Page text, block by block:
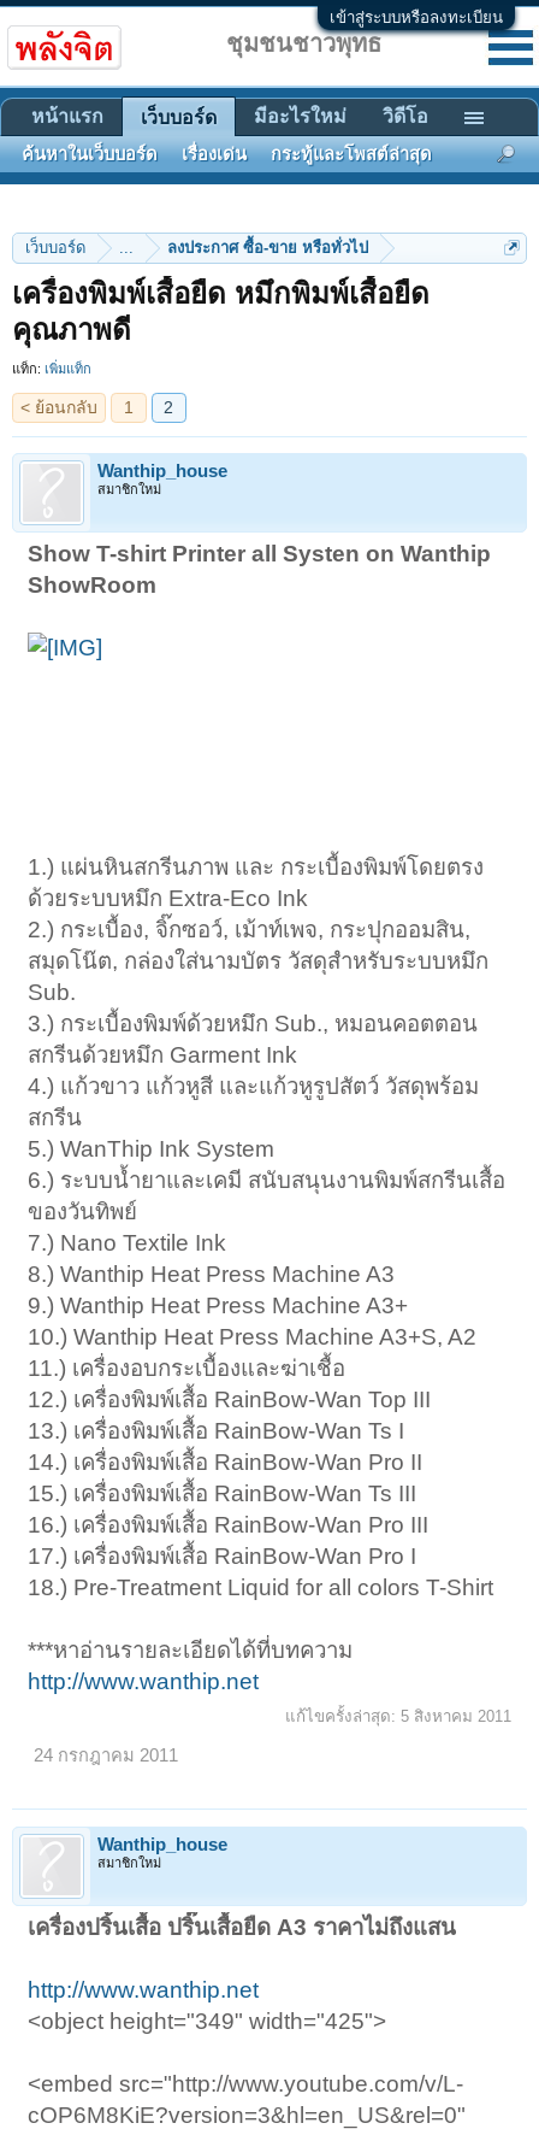
เข้าสู่ระบบหรือลงทะเบียน
เว็บบอร์ด ... ลงประกาศ ซื้อ-ขาย หรือทั่วไป
เครื่องพิมพ์เสื้อยืด หมึกพิมพ์เสื้อยืด
คุณภาพดี
แท็ก: เพิ่มแท็ก
< ย้อนกลับ 1 2
Wanthip_house
สมาชิกใหม่
Show T-shirt Printer all Systen on Wanthip
ShowRoom
1.) แผ่นหินสกรีนภาพ และ กระเบื้องพิมพ์โดยตรง
ด้วยระบบหมึก Extra-Eco Ink
2.) กระเบื้อง, จิ๊กซอว์, เม้าท์เพจ, กระปุกออมสิน,
สมุดโน๊ต, กล่องใส่นามบัตร วัสดุสำหรับระบบหมึก
Sub.
3.) กระเบื้องพิมพ์ด้วยหมึก Sub., หมอนคอตตอน
สกรีนด้วยหมึก Garment Ink
4.) แก้วขาว แก้วหูสี และแก้วหูรูปสัตว์ วัสดุพร้อม
สกรีน
5.) WanThip Ink System
6.) ระบบน้ำยาและเคมี สนับสนุนงานพิมพ์สกรีนเสื้อ
ของวันทิพย์
7.) Nano Textile Ink
8.) Wanthip Heat Press Machine A3
9.) Wanthip Heat Press Machine A3+
10.) Wanthip Heat Press Machine A3+S, A2
11.) เครื่องอบกระเบื้องและฆ่าเชื้อ
12.) เครื่องพิมพ์เสื้อ RainBow-Wan Top III
13.) เครื่องพิมพ์เสื้อ RainBow-Wan Ts I
14.) เครื่องพิมพ์เสื้อ RainBow-Wan Pro II
15.) เครื่องพิมพ์เสื้อ RainBow-Wan Ts III
16.) เครื่องพิมพ์เสื้อ RainBow-Wan Pro III
17.) เครื่องพิมพ์เสื้อ RainBow-Wan Pro I
18.) Pre-Treatment Liquid for all colors T-Shirt
***หาอ่านรายละเอียดได้ที่บทความ
http://www.wanthip.net
แก้ไขครั้งล่าสุด: 5 สิงหาคม 2011
24 กรกฎาคม 2011
Wanthip_house
สมาชิกใหม่
เครื่องปริ้นเสื้อ ปริ๊นเสื้อยืด A3 ราคาไม่ถึงแสน
http://www.wanthip.net
<object height="349" width="425">
<embed src="http://www.youtube.com/v/L-
cOP6M8KiE?version=3&hl=en_US&rel=0"
ชุมชนชาวพุทธ
หน้าแรก เว็บบอร์ด
ค้นหาในเว็บบอร์ด เรื่องเด่น กระทู้และโพสต์ล่าสุด
มีอะไรใหม่ วิดีโอ